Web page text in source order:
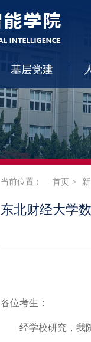
基层党建
当前位置： 首页
东北财经大学
各位考生：
经学校研究，我